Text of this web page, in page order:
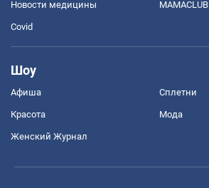
Новости медицины MAMACLUB
Covid
Шоу
Афиша Сплетни
Красота Мода
Женский Журнал